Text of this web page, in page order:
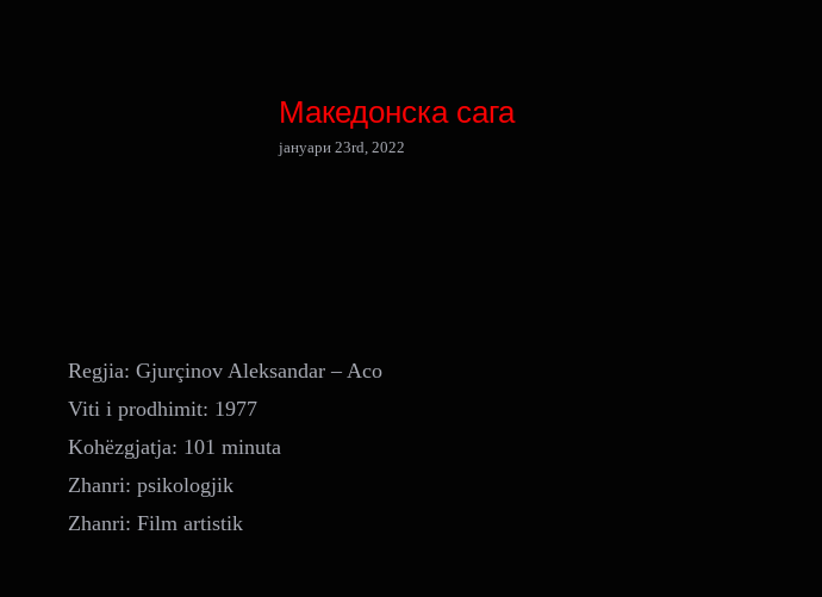
Македонска сага
јануари 23rd, 2022
Regjia: Gjurçinov Aleksandar – Aco
Viti i prodhimit: 1977
Kohëzgjatja: 101 minuta
Zhanri: psikologjik
Zhanri: Film artistik